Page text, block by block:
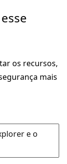
os recursos,
mais
e o